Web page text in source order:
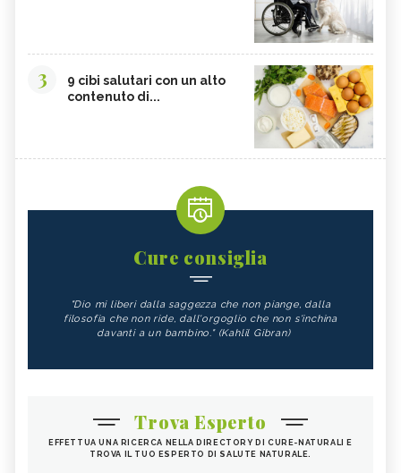
3
9 cibi salutari con un alto
contenuto di...
Cure consiglia
"Dio mi liberi dalla saggezza che non piange, dalla
filosofia che non ride, dall'orgoglio che non s'inchina
davanti a un bambino." (Kahlil Gibran)
Trova Esperto
EFFETTUA UNA RICERCA NELLA DIRECTORY DI CURE-NATURALI E
TROVA IL TUO ESPERTO DI SALUTE NATURALE.